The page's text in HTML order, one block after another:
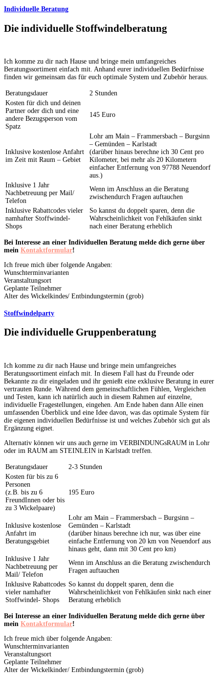
Individuelle Beratung
Die individuelle Stoffwindelberatung
Ich komme zu dir nach Hause und bringe mein umfangreiches
Beratungssortiment einfach mit. Anhand eurer individuellen Bedürfnisse
finden wir gemeinsam das für euch optimale System und Zubehör heraus.
Beratungsdauer
2 Stunden
Kosten für dich und deinen
Partner oder dich und eine
andere Bezugsperson vom
Spatz
145 Euro
Inklusive kostenlose Anfahrt
im Zeit mit Raum – Gebiet
Lohr am Main – Frammersbach – Burgsinn
– Gemünden – Karlstadt
(darüber hinaus berechne ich 30 Cent pro
Kilometer, bei mehr als 20 Kilometern
einfacher Entfernung von 97788 Neuendorf
aus.)
Inklusive 1 Jahr
Nachbetreuung per Mail/
Telefon
Wenn im Anschluss an die Beratung
zwischendurch Fragen auftauchen
Inklusive Rabattcodes vieler
namhafter Stoffwindel-
Shops
So kannst du doppelt sparen, denn die
Wahrscheinlichkeit von Fehlkäufen sinkt
nach einer Beratung erheblich
Bei Interesse an einer Individuellen Beratung melde dich gerne über
mein Kontaktformular!
Ich freue mich über folgende Angaben:
Wunschterminvarianten
Veranstaltungsort
Geplante Teilnehmer
Alter des Wickelkindes/ Entbindungstermin (grob)
Stoffwindelparty
Die individuelle Gruppenberatung
Ich komme zu dir nach Hause und bringe mein umfangreiches
Beratungssortiment einfach mit. In diesem Fall hast du Freunde oder
Bekannte zu dir eingeladen und ihr genießt eine exklusive Beratung in eurer
vertrauten Runde. Während dem gemeinschaftlichen Fühlen, Vergleichen
und Testen, kann ich natürlich auch in diesem Rahmen auf einzelne,
individuelle Fragestellungen, eingehen. Am Ende haben dann Alle einen
umfassenden Überblick und eine Idee davon, was das optimale System für
die eigenen individuellen Bedürfnisse ist und welches Zubehör sich gut als
Ergänzung eignet.
Alternativ können wir uns auch gerne im VERBINDUNGsRAUM in Lohr
oder im RAUM am STEINLEIN in Karlstadt treffen.
Beratungsdauer
2-3 Stunden
Kosten für bis zu 6
Personen
(z.B. bis zu 6
FreundInnen oder bis
zu 3 Wickelpaare)
195 Euro
Inklusive kostenlose
Anfahrt im
Beratungsgebiet
Lohr am Main – Frammersbach – Burgsinn –
Gemünden – Karlstadt
(darüber hinaus berechne ich nur, was über eine
einfache Entfernung von 20 km von Neuendorf aus
hinaus geht, dann mit 30 Cent pro km)
Inklusive 1 Jahr
Nachbetreuung per
Mail/ Telefon
Wenn im Anschluss an die Beratung zwischendurch
Fragen auftauchen
Inklusive Rabattcodes
vieler namhafter
Stoffwindel- Shops
So kannst du doppelt sparen, denn die
Wahrscheinlichkeit von Fehlkäufen sinkt nach einer
Beratung erheblich
Bei Interesse an einer Individuellen Beratung melde dich gerne über
mein Kontaktformular!
Ich freue mich über folgende Angaben:
Wunschterminvarianten
Veranstaltungsort
Geplante Teilnehmer
Alter der Wickelkinder/ Entbindungstermin (grob)